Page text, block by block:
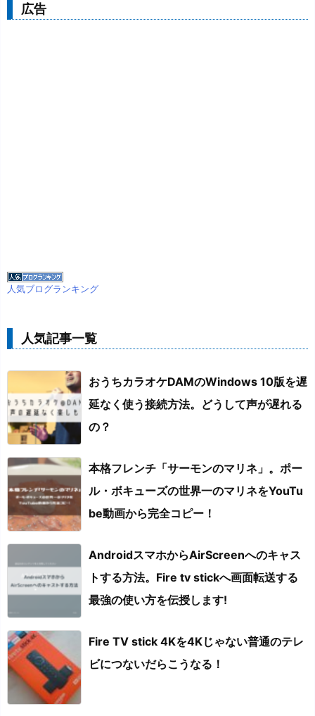
広告
人気ブログランキング
人気記事一覧
おうちカラオケDAMのWindows 10版を遅
延なく使う接続方法。どうして声が遅れる
の？
本格フレンチ「サーモンのマリネ」。ポー
ル・ボキューズの世界一のマリネをYouTu
be動画から完全コピー！
AndroidスマホからAirScreenへのキャス
トする方法。Fire tv stickへ画面転送する
最強の使い方を伝授します!
Fire TV stick 4Kを4Kじゃない普通のテレ
ビにつないだらこうなる！